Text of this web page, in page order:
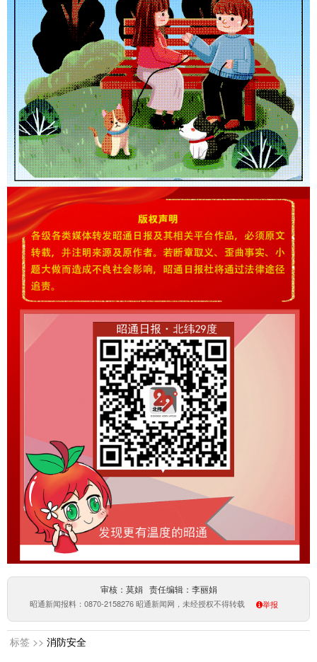
审核：莫娟 责任编辑：李丽娟
昭通新闻报料：0870-2158276 昭通新闻网，未经授权不得转载 举报
标签 >> 消防安全